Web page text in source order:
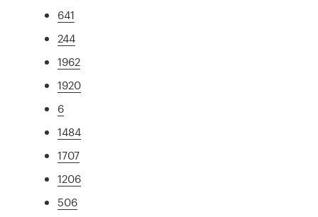
641
244
1962
1920
6
1484
1707
1206
506